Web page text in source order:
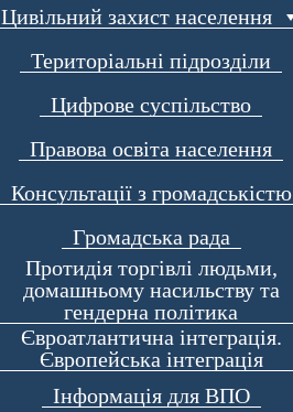
Цивільний захист населення
Територіальні підрозділи
Цифрове суспільство
Правова освіта населення
Консультації з громадськістю
Громадська рада
Протидія торгівлі людьми,
домашньому насильству та
гендерна політика
Євроатлантична інтеграція.
Європейська інтеграція
Інформація для ВПО